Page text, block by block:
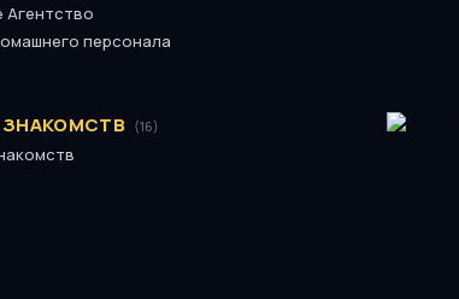
Агентство
персонала
(16)